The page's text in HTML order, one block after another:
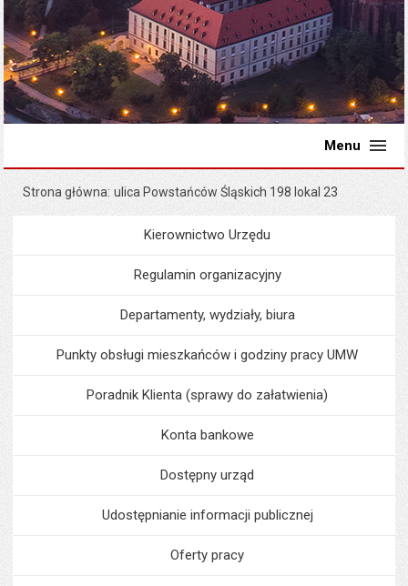
Menu
Strona główna ulica Powstańców Śląskich 198 lokal 23
MenuUrząd Miejski
Kierownictwo Urzędu
Regulamin organizacyjny
Departamenty, wydziały, biura
Punkty obsługi mieszkańców i godziny pracy UMW
Poradnik Klienta (sprawy do załatwienia)
Konta bankowe
Dostępny urząd
Udostępnianie informacji publicznej
Oferty pracy